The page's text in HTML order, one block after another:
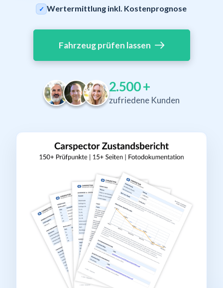
✓ Wertermittlung inkl. Kostenprognose
Fahrzeug prüfen lassen
2.500+
zufriedene Kunden